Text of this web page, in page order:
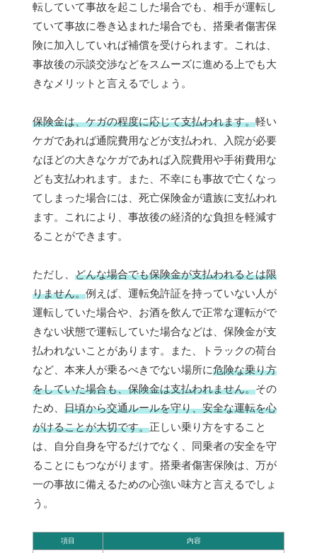
転していて事故を起こした場合でも、相手が運転し
ていて事故に巻き込まれた場合でも、搭乗者傷害保
険に加入していれば補償を受けられます。これは、
事故後の示談交渉などをスムーズに進める上でも大
きなメリットと言えるでしょう。
保険金は、ケガの程度に応じて支払われます。軽い
ケガであれば通院費用などが支払われ、入院が必要
なほどの大きなケガであれば入院費用や手術費用な
ども支払われます。また、不幸にも事故で亡くなっ
てしまった場合には、死亡保険金が遺族に支払われ
ます。これにより、事故後の経済的な負担を軽減す
ることができます。
ただし、 どんな場合でも保険金が支払われるとは限
りません。例えば、運転免許証を持っていない人が
運転していた場合や、お酒を飲んで正常な運転がで
きない状態で運転していた場合などは、保険金が支
払われないことがあります。また、トラックの荷台
など、本来人が乗るべきでない場所に危険な乗り方
をしていた場合も、保険金は支払われません。その
ため、 日頃から交通ルールを守り、安全な運転を心
がけることが大切です。正しい乗り方をすること
は、自分自身を守るだけでなく、同乗者の安全を守
ることにもつながります。搭乗者傷害保険は、万が
一の事故に備えるための心強い味方と言えるでしょ
う。
項目 内容